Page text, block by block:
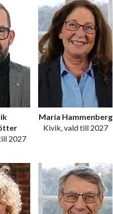
2027
Maria Hammenberg
Kivik, vald till 2027